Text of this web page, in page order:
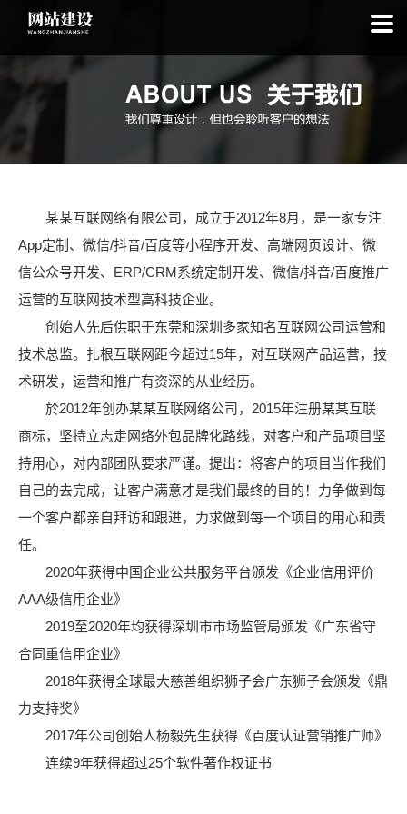
某某互联网络有限公司，成立于2012年8月，是一家专注
App定制、微信/抖音/百度等小程序开发、高端网页设计、微
信公众号开发、ERP/CRM系统定制开发、微信/抖音/百度推广
运营的互联网技术型高科技企业。
创始人先后供职于东莞和深圳多家知名互联网公司运营和
技术总监。扎根互联网距今超过15年，对互联网产品运营，技
术研发，运营和推广有资深的从业经历。
於2012年创办某某互联网络公司，2015年注册某某互联
商标，坚持立志走网络外包品牌化路线，对客户和产品项目坚
持用心，对内部团队要求严谨。提出：将客户的项目当作我们
自己的去完成，让客户满意才是我们最终的目的！力争做到每
一个客户都亲自拜访和跟进，力求做到每一个项目的用心和责
任。
2020年获得中国企业公共服务平台颁发《企业信用评价
AAA级信用企业》
2019至2020年均获得深圳市市场监管局颁发《广东省守
合同重信用企业》
2018年获得全球最大慈善组织狮子会广东狮子会颁发《鼎
力支持奖》
2017年公司创始人杨毅先生获得《百度认证营销推广师》
连续9年获得超过25个软件著作权证书